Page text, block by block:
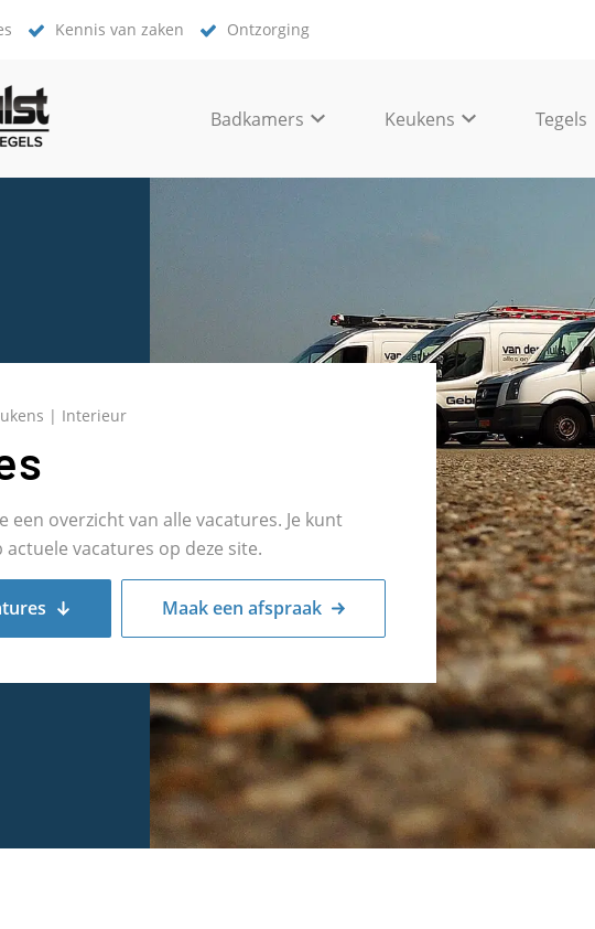
Kennis van zaken Ontzorging
Badkamers Keukens Tegels
| Interieur
een overzicht van alle vacatures. Je kunt
vacatures op deze site.
Maak een afspraak